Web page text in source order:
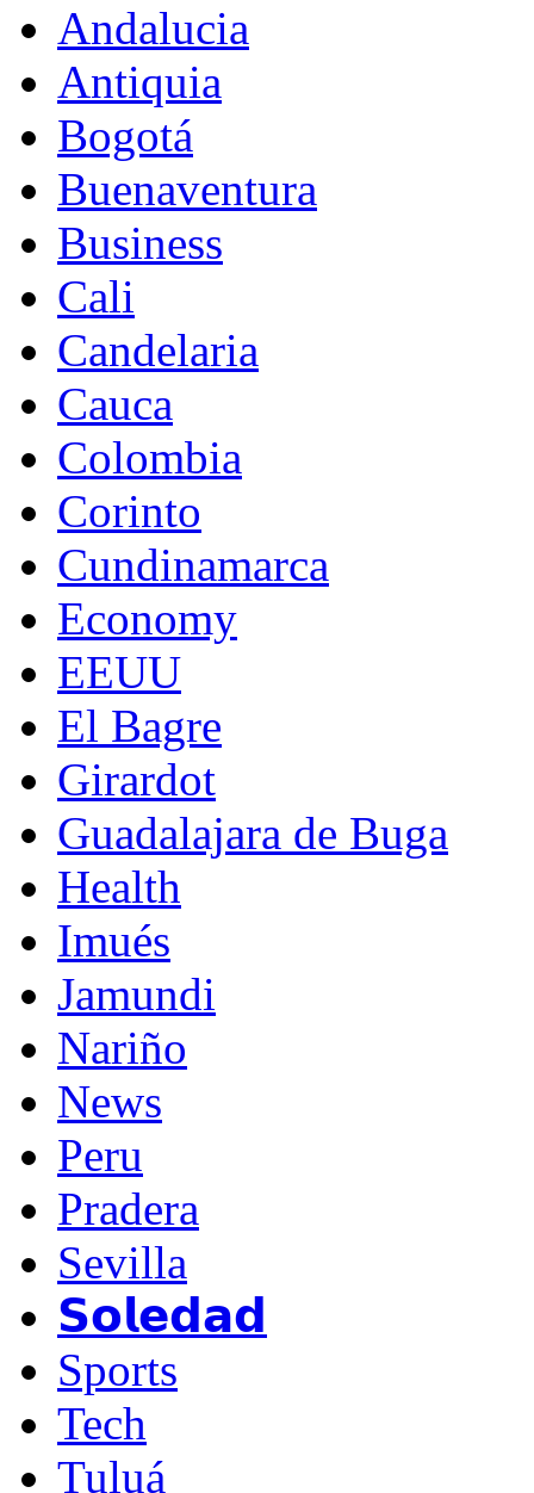
Andalucia
Antiquia
Bogotá
Buenaventura
Business
Cali
Candelaria
Cauca
Colombia
Corinto
Cundinamarca
Economy
EEUU
El Bagre
Girardot
Guadalajara de Buga
Health
Imués
Jamundi
Nariño
News
Peru
Pradera
Sevilla
𝗦𝗼𝗹𝗲𝗱𝗮𝗱
Sports
Tech
Tuluá